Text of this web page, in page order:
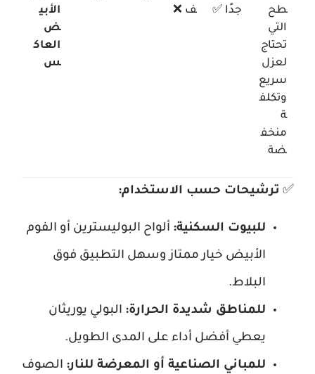
طح
التي
تحتاج
لعزل
سريع
وتكلف
ة
منخف
ضة
جدًا ✅
ف ❌
الأبي
ض
العاك
س
✅ ترشيحات حسب الاستخدام:
للبيوت السكنية: ألواح البوليسترين أو الفوم
الأبيض خيار ممتاز وسهل التطبيق فوق
البلاط.
للمناطق شديدة الحرارة: البولي يوريثان
يعطي أفضل أداء على المدى الطويل.
للمباني الصناعية أو المعرضة للنار: الصوف